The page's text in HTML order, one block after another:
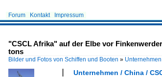
Forum Kontakt Impressum
"CSCL Afrika" auf der Elbe vor
tons
Bilder und Fotos von Schiffen und Booten » Unternehmen
Unternehmen / China /